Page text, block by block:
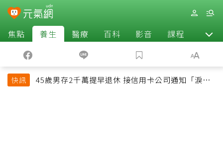
焦點 養生 醫療 百科 影音 課程 退休
快訊
45歲男存2千萬提早退休 接信用卡公司通知「淚回